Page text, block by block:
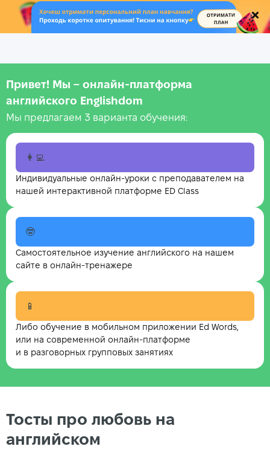
.
Привет! Мы – онлайн‑платформа
английского Englishdom
Мы предлагаем 3 варианта обучения:
👩‍💻
Индивидуальные онлайн-уроки с преподавателем на
нашей интерактивной платформе ED Class
🤓
Самостоятельное изучение английского на нашем
сайте в онлайн-тренажере
📱
Либо обучение в мобильном приложении Ed Words,
или на современной онлайн-платформе
и в разговорных групповых занятиях
Тосты про любовь на
английском